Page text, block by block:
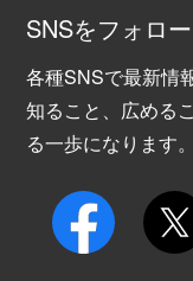
SNSをフォロー
各種SNSで最新情
知ること、広める
る一歩になります。